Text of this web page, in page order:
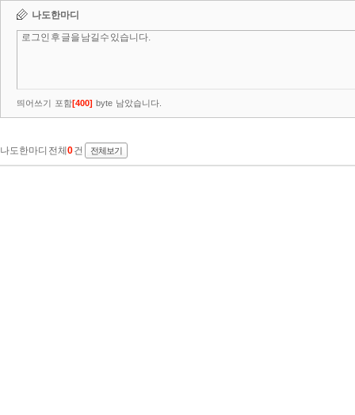
나도한마디
띄어쓰기 포함[400] byte 남았습니다.
나도한마디 전체 0건 전체보기